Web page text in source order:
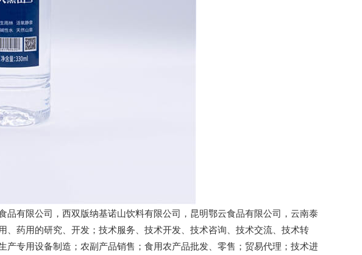
有限公司，西双版纳基诺山饮料有限公司，昆明鄂云食品有限公司，云南泰
药用的研究、开发；技术服务、技术开发、技术咨询、技术交流、技术转
专用设备制造；农副产品销售；食用农产品批发、零售；贸易代理；技术进